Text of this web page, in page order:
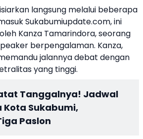
langsung melalui beberapa
Sukabumiupdate.com, ini
Kanza Tamarindora, seorang
berpengalaman. Kanza,
jalannya debat dengan
yang tinggi.
Tanggalnya! Jadwal
Kota Sukabumi,
Paslon